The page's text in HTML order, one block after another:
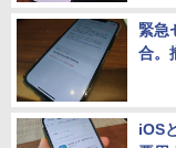
緊急
合。
iOS